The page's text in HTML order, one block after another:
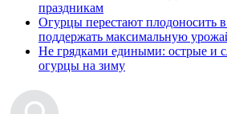
праздникам
Огурцы перестают плодоносить в
поддержать максимальную
Не грядками едиными: острые и
огурцы на зиму